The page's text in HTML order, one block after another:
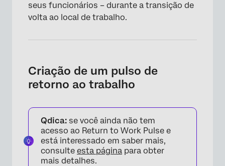
seus funcionários – durante a transição de
volta ao local de trabalho.
Criação de um pulso de
retorno ao trabalho
Qdica: se você ainda não tem
acesso ao Return to Work Pulse e
está interessado em saber mais,
consulte esta página para obter
mais detalhes.